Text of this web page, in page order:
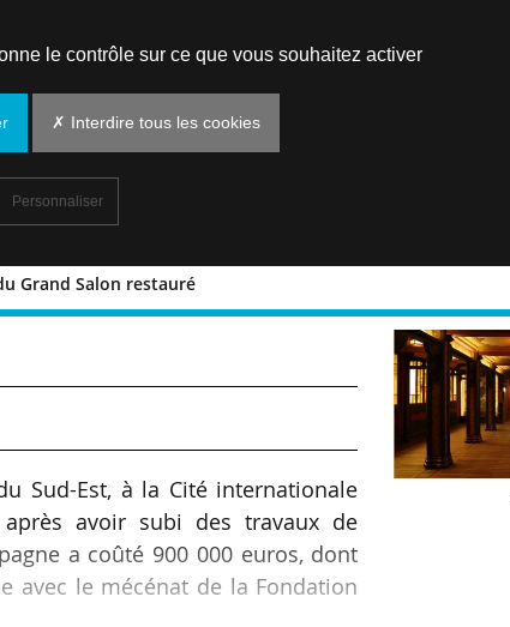
Grand Salon restauré
: inauguration du Grand
Sud-Est, à la Cité internationale
avoir subi des travaux de
a coûté 900 000 euros, dont
avec le mécénat de la Fondation
le contrôle sur ce que vous souhaitez activer
✗ Interdire tous les cookies
Personnaliser